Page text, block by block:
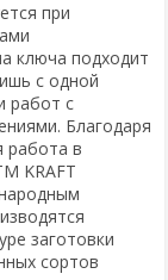
при
ключа подходит
с одной
работ с
Благодаря
работа в
KRAFT
заготовки
сортов